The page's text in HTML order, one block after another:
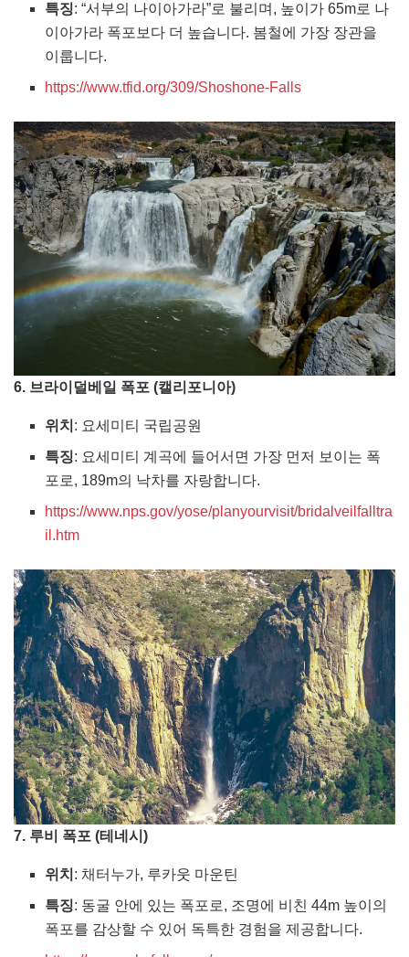
특징: “서부의 나이아가라”로 불리며, 높이가 65m로 나
이아가라 폭포보다 더 높습니다. 봄철에 가장 장관을
이룹니다.
https://www.tfid.org/309/Shoshone-Falls
6. 브라이덜베일 폭포 (캘리포니아)
위치 : 요세미티 국립공원
특징: 요세미티 계곡에 들어서면 가장 먼저 보이는 폭
포로, 189m의 낙차를 자랑합니다.
https://www.nps.gov/yose/planyourvisit/bridalveilfalltra
il.htm
7. 루비 폭포 (테네시)
위치 : 채터누가, 루카웃 마운틴
특징: 동굴 안에 있는 폭포로, 조명에 비친 44m 높이의
폭포를 감상할 수 있어 독특한 경험을 제공합니다.